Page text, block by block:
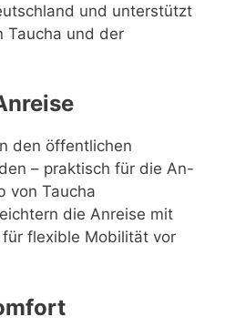
und unterstützt
Taucha und der
den öffentlichen
– praktisch für die An-
von Taucha
die Anreise mit
flexible Mobilität vor